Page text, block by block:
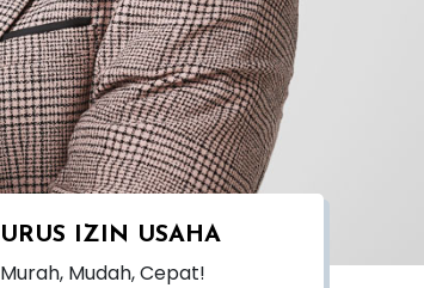
URUS IZIN USAHA
Murah, Mudah, Cepat!